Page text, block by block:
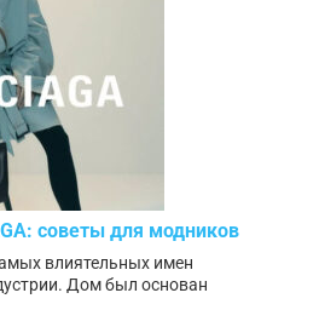
советы для модников
влиятельных имен
Дом был основан